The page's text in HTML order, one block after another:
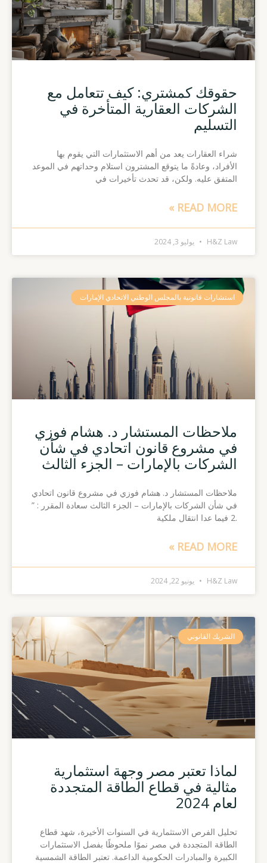
حقوقك كمشتري: كيف تتعامل مع
الشركات العقارية المتأخرة في
التسليم
شراء العقارات يعد من أهم الاستثمارات التي يقوم بها
الأفراد، وعادةً ما يتوقع المشترون استلام وحداتهم في الموعد
المتفق عليه. ولكن، قد تحدث تأخيرات في
READ MORE »
H&Z Law يوليو 3, 2024
استشارات قانونية بالمجلس الوطني الاتحادي الإمارات
ملاحظات المستشار د. هشام فوزي
في مشروع قانون اتحادي في شأن
الشركات بالإمارات – الجزء الثالث
ملاحظات المستشار د. هشام فوزي في مشروع قانون اتحادي
في شأن الشركات بالإمارات – الجزء الثالث سعادة المقرر : ”
.2 فيما عدا انتقال ملكية
READ MORE »
H&Z Law يونيو 22, 2024
الشريك القانوني
لماذا تعتبر مصر وجهة استثمارية
مثالية في قطاع الطاقة المتجددة
لعام 2024
تحليل الفرص الاستثمارية في السنوات الأخيرة، شهد قطاع
الطاقة المتجددة في مصر نموًا ملحوظًا بفضل الاستثمارات
الكبيرة والمبادرات الحكومية الداعمة. تعتبر الطاقة الشمسية